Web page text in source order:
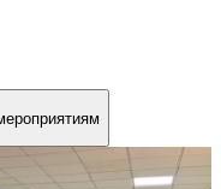
«НЕФТЬ